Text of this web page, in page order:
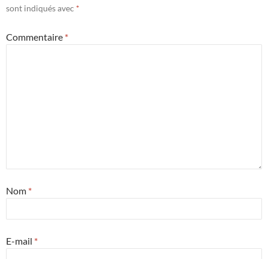
sont indiqués avec *
Commentaire *
Nom *
E-mail *